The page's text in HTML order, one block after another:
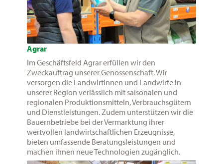
Agrar
Im Geschäftsfeld Agrar erfüllen wir den
Zweckauftrag unserer Genossenschaft. Wir
versorgen die Landwirtinnen und Landwirte in
unserer Region verlässlich mit saisonalen und
regionalen Produktionsmitteln, Verbrauchsgütern
und Dienstleistungen. Zudem unterstützen wir die
Bauernbetriebe bei der Vermarktung ihrer
wertvollen landwirtschaftlichen Erzeugnisse,
bieten umfassende Beratungsleistungen und
machen ihnen neue Technologien zugänglich.